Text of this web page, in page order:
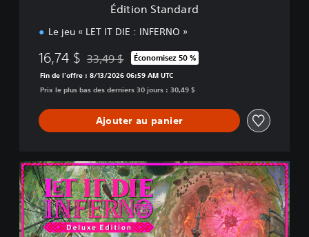
Édition Standard
Le jeu « LET IT DIE : INFERNO »
16,74 $ Remise par rapport au prix d'origine de 33,49 $
33,49 $ Économisez 50 %
Fin de l’offre : 8/13/2026 06:59 AM UTC
Prix le plus bas des derniers 30 jours : 30,49 $
Ajouter au panier
É
d
i
t
i
o